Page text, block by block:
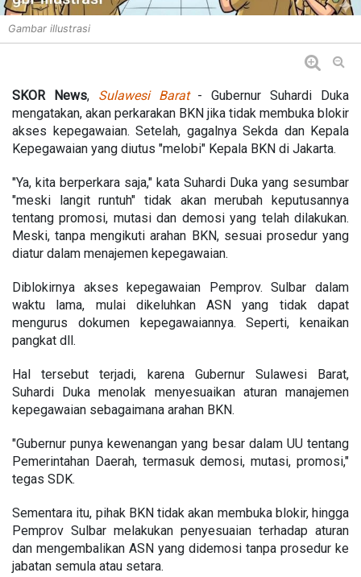
Gambar illustrasi
SKOR News, Sulawesi Barat- Gubernur Suhardi Duka
mengatakan, akan perkarakan BKN jika tidak membuka blokir
akses kepegawaian. Setelah, gagalnya Sekda dan Kepala
Kepegawaian yang diutus "melobi" Kepala BKN di Jakarta.
"Ya, kita berperkara saja," kata Suhardi Duka yang sesumbar
"meski langit runtuh" tidak akan merubah keputusannya
tentang promosi, mutasi dan demosi yang telah dilakukan.
Meski, tanpa mengikuti arahan BKN, sesuai prosedur yang
diatur dalam menajemen kepegawaian.
Diblokirnya akses kepegawaian Pemprov. Sulbar dalam
waktu lama, mulai dikeluhkan ASN yang tidak dapat
mengurus dokumen kepegawaiannya. Seperti, kenaikan
pangkat dll.
Hal tersebut terjadi, karena Gubernur Sulawesi Barat,
Suhardi Duka menolak menyesuaikan aturan manajemen
kepegawaian sebagaimana arahan BKN.
"Gubernur punya kewenangan yang besar dalam UU tentang
Pemerintahan Daerah, termasuk demosi, mutasi, promosi,"
tegas SDK.
Sementara itu, pihak BKN tidak akan membuka blokir, hingga
Pemprov Sulbar melakukan penyesuaian terhadap aturan
dan mengembalikan ASN yang didemosi tanpa prosedur ke
jabatan semula atau setara.